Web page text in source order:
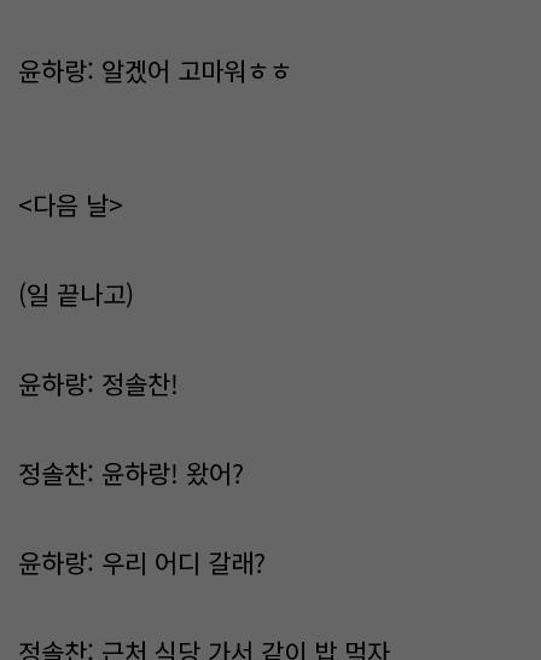
윤하랑: 알겠어 고마워ㅎㅎ
<다음 날>
(일 끝나고)
윤하랑: 정솔찬!
정솔찬: 윤하랑! 왔어?
윤하랑: 우리 어디 갈래?
정솔찬: 근처 식당 가서 같이 밥 먹자